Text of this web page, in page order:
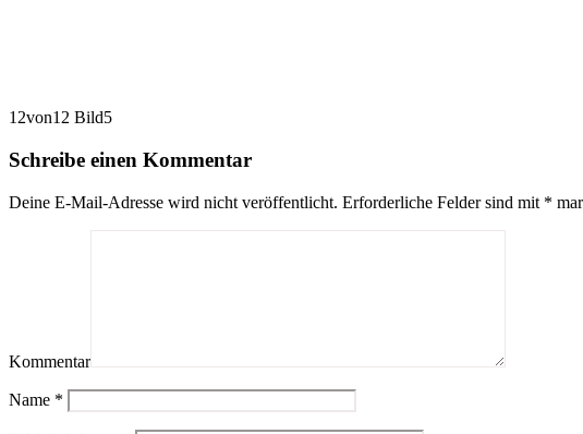
12von12 Bild5
Schreibe einen Kommentar
Deine E-Mail-Adresse wird nicht veröffentlicht. Erforderliche Felder sind mit *
Kommentar
Name *